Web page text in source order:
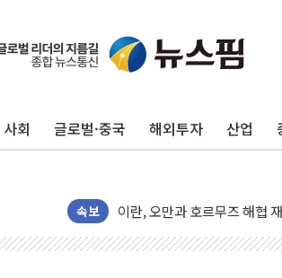
사회 글로벌·중국 해외투자 산업
속보
[금/유가] 이란의 호르무즈
이란, 오만과 호르무즈 해협
[민주 당권주자 일정] 송영길